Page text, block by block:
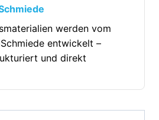
werden vom
entwickelt –
und direkt